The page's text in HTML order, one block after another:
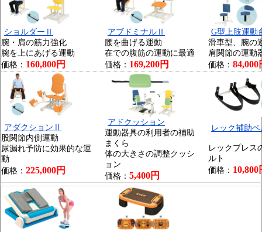
ショルダーⅡ
腕・肩の筋力強化
腕を上にあげる運動
価格： 160,800円
アブドミナルⅡ
腰を曲げる運動
在での腹筋の運動に最適
価格： 169,200円
G型上肢運動
滑車型、腕の
肩関節の運動
価格： 84,000
アダクションⅡ
股関節内側運動
尿漏れ予防に効果的な運
動
価格： 225,000円
アドクッション
運動器具の利用者の補助
まくら
体の大きさの調整クッシ
ョン
価格： 5,400円
レック補助
レックプレス
ルト
価格： 10,800